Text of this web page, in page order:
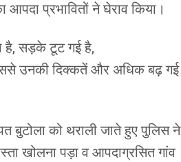
प्रभावितों ने घेराव किया।
है, सड़के टूट गई है,
उनकी दिक्कतें और अधिक बढ़ गई
बुटोला को थराली जाते हुए पुलिस ने
खोलना पड़ा व आपदाग्रसित गांव